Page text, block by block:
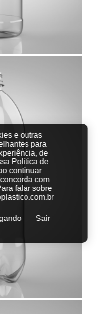
e outras
para
de
Política de
continuar
com
falar sobre
Sair